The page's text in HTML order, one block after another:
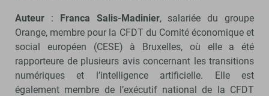
Auteur : Franca Salis-Madinier, salariée du groupe
Orange, membre pour la CFDT du Comité économique et
social européen (CESE) à Bruxelles, où elle a été
rapporteure de plusieurs avis concernant les transitions
numériques et l’intelligence artificielle. Elle est
également membre de l’exécutif national de la CFDT